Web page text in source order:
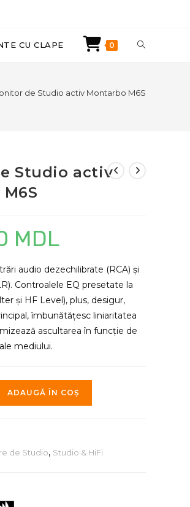
CU CLAPE 0 TOGGLE
de Studio activ Montarbo M6S
Studio activ
MDL
audio dezechilibrate (RCA) și
Controalele EQ presetate la
și HF Level), plus, desigur,
îmbunătățesc liniaritatea
ascultarea în funcție de
mediului.
ADAUGĂ ÎN COȘ
de Studio, Studio & HiFi